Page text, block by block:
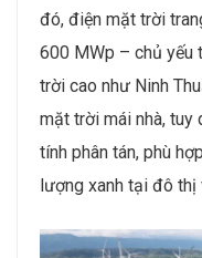
đó, điện mặt trời
600 MWp – chủ yếu
trời cao như Ninh
mặt trời mái nhà, tuy
tính phân tán, phù
lượng xanh tại đô thị